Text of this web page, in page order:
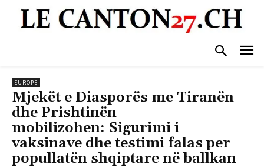
EUROPE
Mjekët e Diasporës me Tiranën
dhe Prishtinën
mobilizohen: Sigurimi i
vaksinave dhe testimi falas per
popullatën shqiptare në ballkan